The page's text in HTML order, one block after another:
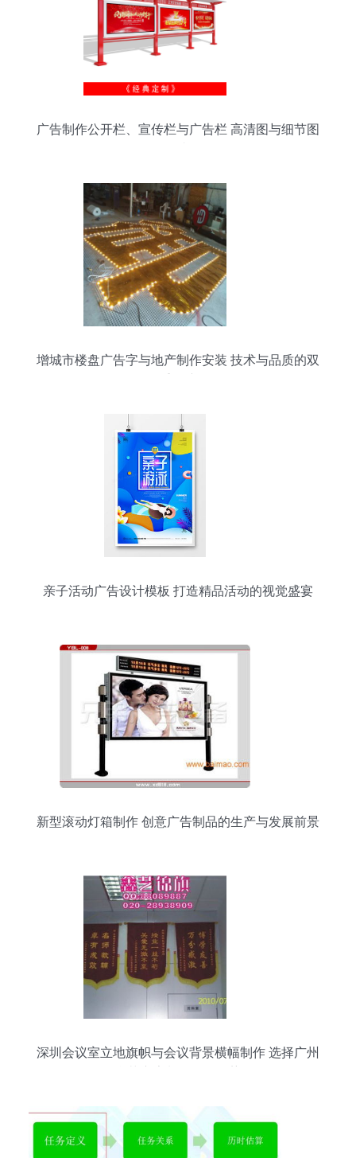
广告制作公开栏、宣传栏与广告栏 高清图与细节图
增城市楼盘广告字与地产制作安装 技术与品质的双
亲子活动广告设计模板 打造精品活动的视觉盛宴
新型滚动灯箱制作 创意广告制品的生产与发展前景
深圳会议室立地旗帜与会议背景横幅制作 选择广州